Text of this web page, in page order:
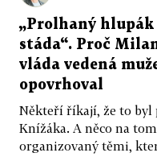
„Prolhaný hlupák
stáda“. Proč
vláda vedená
opovrhoval
Někteří říkají, že to byl
Knížáka. A něco na
organizovaný těmi,